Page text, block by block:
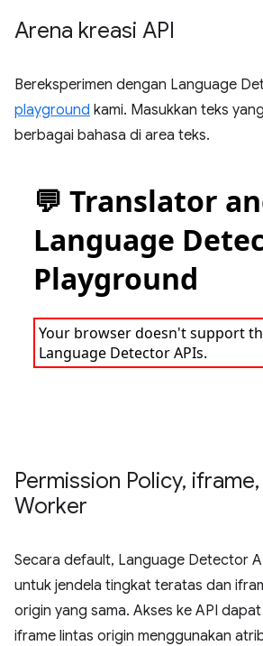
Arena kreasi API
Bereksperimen dengan Language
playground kami. Masukkan teks
berbagai bahasa di area teks.
Permission Policy, iframe,
Worker
Secara default, Language Detector
untuk jendela tingkat teratas dan
origin yang sama. Akses ke API
iframe lintas origin menggunakan